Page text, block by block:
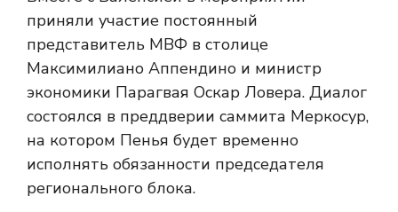
приняли участие постоянный
представитель МВФ в столице
Максимилиано Аппендино и министр
экономики Парагвая Оскар Ловера. Диалог
состоялся в преддверии саммита Меркосур,
на котором Пенья будет временно
исполнять обязанности председателя
регионального блока.